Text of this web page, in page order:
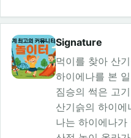
Signature
먹이를 찾아 산
하이에나를 본
짐승의 썩은 고
산기슭의 하이에
나는 하이에나